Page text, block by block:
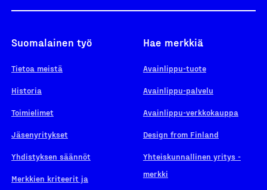
Suomalainen työ
Tietoa meistä
Historia
Toimielimet
Jäsenyritykset
Yhdistyksen säännöt
Merkkien kriteerit ja
Hae merkkiä
Avainlippu-tuote
Avainlippu-palvelu
Avainlippu-verkkokauppa
Design from Finland
Yhteiskunnallinen yritys -
merkki